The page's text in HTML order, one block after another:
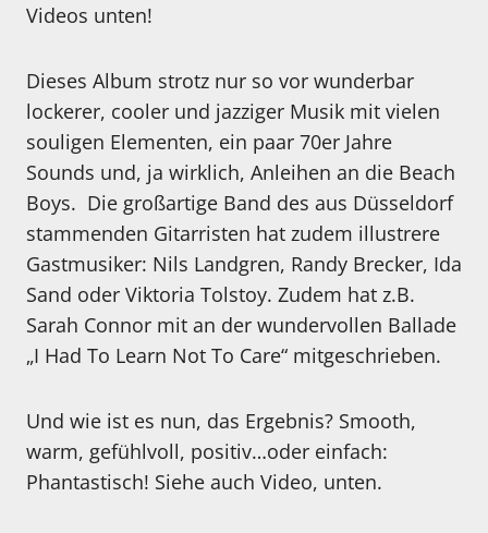
Videos unten!
Dieses Album strotz nur so vor wunderbar
lockerer, cooler und jazziger Musik mit vielen
souligen Elementen, ein paar 70er Jahre
Sounds und, ja wirklich, Anleihen an die Beach
Boys. Die großartige Band des aus Düsseldorf
stammenden Gitarristen hat zudem illustrere
Gastmusiker: Nils Landgren, Randy Brecker, Ida
Sand oder Viktoria Tolstoy. Zudem hat z.B.
Sarah Connor mit an der wundervollen Ballade
„I Had To Learn Not To Care“ mitgeschrieben.
Und wie ist es nun, das Ergebnis? Smooth,
warm, gefühlvoll, positiv…oder einfach:
Phantastisch! Siehe auch Video, unten.